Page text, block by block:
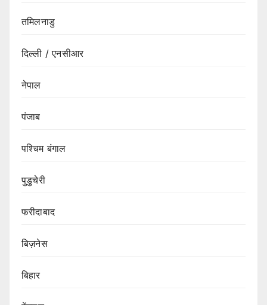
तमिलनाडु
दिल्ली / एनसीआर
नेपाल
पंजाब
पश्चिम बंगाल
पुडुचेरी
फरीदाबाद
बिज़नेस
बिहार